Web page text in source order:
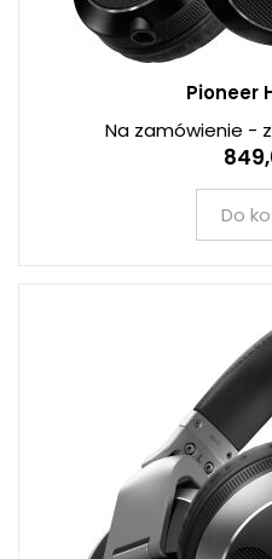
Pioneer
Na zamówienie -
Do